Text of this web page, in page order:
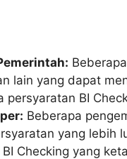
lain yang dapat
persyaratan BI
Beberapa
yang lebih
Checking yang